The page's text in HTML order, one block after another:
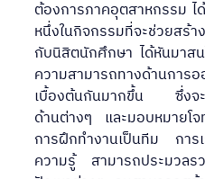
ต้องการภาคอุตสาหกรรม
หนึ่งในกิจกรรมที่จะช่วยสร้
กับนิสิตนักศึกษา ได้หันมาส
ความสามารถทางด้านการ
เบื้องต้นกันมากขึ้น  ซึ่งจ
ด้านต่างๆ  และมอบหมายโ
การฝึกทำงานเป็นทีม กา
ความรู้ สามารถประมวล